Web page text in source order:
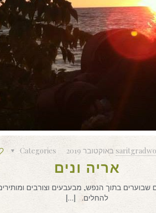
Categories
אריה ונים
בתוך הנפש, מבעבעים וצורבים
להחלים.
[…]